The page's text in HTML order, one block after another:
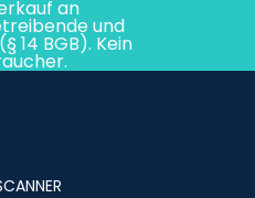
an
und
14 BGB). Kein